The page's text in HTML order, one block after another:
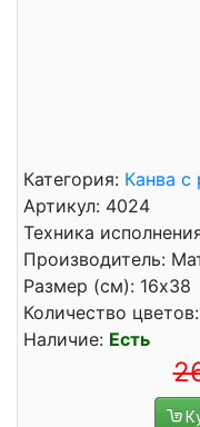
Категория: Канва с
Артикул: 4024
Техника
Производитель:
Размер (см): 16x38
Количество
Наличие: Есть